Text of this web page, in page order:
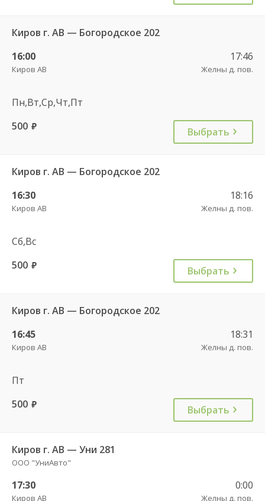
Киров г. АВ — Богородское 202
16:00
Киров АВ
17:46
Желны д. пов.
Пн,Вт,Ср,Чт,Пт
500 руб. Выбрать
Киров г. АВ — Богородское 202
16:30
Киров АВ
18:16
Желны д. пов.
Сб,Вс
500 руб. Выбрать
Киров г. АВ — Богородское 202
16:45
Киров АВ
18:31
Желны д. пов.
Пт
500 руб. Выбрать
Киров г. АВ — Уни 281
ООО "УниАвто"
17:30
Киров АВ
0:00
Желны д. пов.